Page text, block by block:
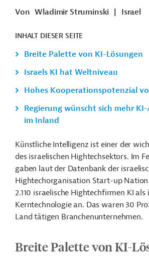
Von Wladimir Struminski Israel
INHALT DIESER SEITE
Breite Palette von KI-Lösungen
Israels KI hat Weltniveau
Hohes Kooperationspotenzial
Regierung wünscht sich mehr
im Inland
Künstliche Intelligenz ist einer der
des israelischen Hightechsektors. Im
gaben laut der Datenbank der
Hightechorganisation Start-up Nation
2.110 israelische Hightechfirmen KI als
Kerntechnologie an. Das waren 30
Land tätigen Branchenunternehmen.
Breite Palette von KI-